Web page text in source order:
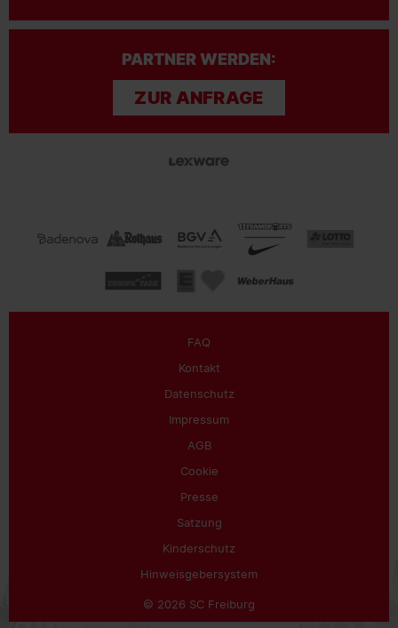
PARTNER WERDEN:
ZUR ANFRAGE
FAQ
Kontakt
Datenschutz
Impressum
AGB
Cookie
Presse
Satzung
Kinderschutz
Hinweisgebersystem
© 2026 SC Freiburg